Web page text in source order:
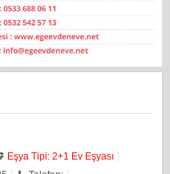
Eşya Tipi: 2+1 Ev Eşyası